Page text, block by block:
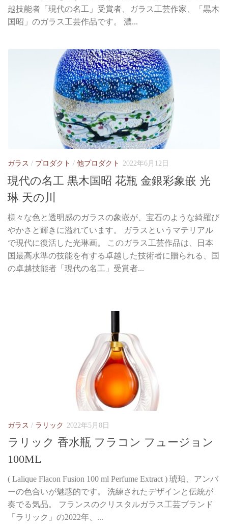
越技能者「現代の名工」受賞者、ガラス工芸作家、「黒木
国昭」のガラス工芸作品です。 濃...
ガラス / プロダクト / 他プロダクト 2022年6月12日
現代の名工 黒木国昭 花瓶 金銀彩象嵌 光
琳 天の川
様々な色と透明感のガラスの象嵌が、宝石のような綺羅び
やかさと輝きに溢れています。 ガラスというマテリアル
で現代に復活した光琳画。 このガラス工芸作品は、日本
国最高水準の技能を有する卓越した技術者に贈られる、国
の卓越技能者「現代の名工」受賞者...
ガラス / ラリック 2022年5月8日
ラリック 香水瓶 フラコン フュージョン
100ML
( Lalique Flacon Fusion 100 ml Perfume Extract ) 琥珀、アンバ
ーの色合いが魅惑的です。 洗練されたデザインと伝統が
奏でる気品。 フランスのクリスタルガラス工芸ブランド
「ラリック」の2022年、...